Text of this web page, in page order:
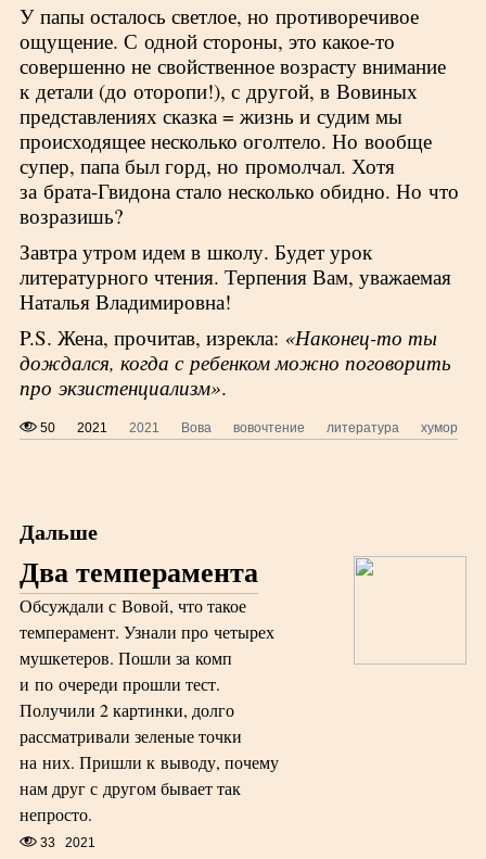
У папы осталось светлое, но противоречивое
ощущение. С одной стороны, это какое-то
совершенно не свойственное возрасту внимание
к детали (до оторопи!), с другой, в Вовиных
представлениях сказка = жизнь и судим мы
происходящее несколько оголтело. Но вообще
супер, папа был горд, но промолчал. Хотя
за брата-Гвидона стало несколько обидно. Но что
возразишь?
Завтра утром идем в школу. Будет урок
литературного чтения. Терпения Вам, уважаемая
Наталья Владимировна!
P.S. Жена, прочитав, изрекла: «Наконец-то ты
дождался, когда с ребенком можно поговорить
про экзистенциализм».
50 2021 2021 Вова вовочтение литература хумор
Дальше
Два темперамента
Обсуждали с Вовой, что такое
темперамент. Узнали про четырех
мушкетеров. Пошли за комп
и по очереди прошли тест.
Получили 2 картинки, долго
рассматривали зеленые точки
на них. Пришли к выводу, почему
нам друг с другом бывает так
непросто.
33 2021